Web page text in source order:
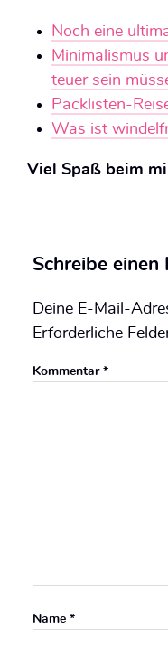
Noch eine
Minimalismus
teuer sein
Packlisten-
Was ist
Viel Spaß beim
Schreibe einen
Deine E-Mail-
Erforderliche
Kommentar *
Name *